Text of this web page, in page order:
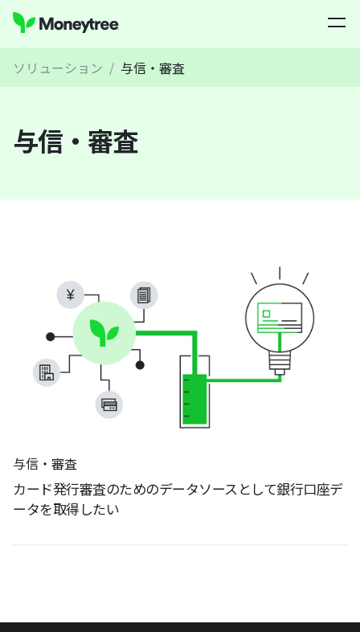
ソリューション / 与信・審査
与信・審査
与信・審査
カード発行審査のためのデータソースとして銀行口座デ
ータを取得したい